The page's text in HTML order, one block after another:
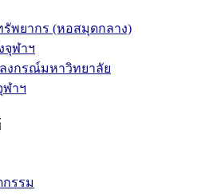
พยากร (หอสมุดกลาง)
จุฬาฯ
งกรณ์มหาวิทยาลัย
ฬาฯ
รรม